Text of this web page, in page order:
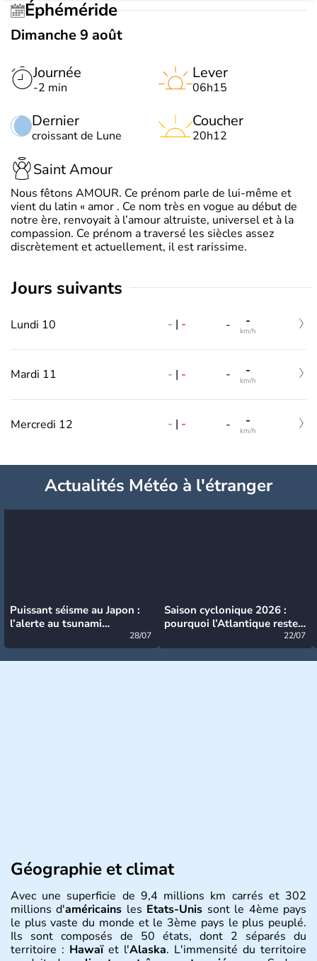
Éphéméride
Dimanche 9 août
Journée
-2 min
Dernier
croissant de Lune
Lever
06h15
Coucher
20h12
Saint Amour
Nous fêtons AMOUR. Ce prénom parle de lui-même et
vient du latin « amor . Ce nom très en vogue au début de
notre ère, renvoyait à l’amour altruiste, universel et à la
compassion. Ce prénom a traversé les siècles assez
discrètement et actuellement, il est rarissime.
jours suivants
Lundi 10 - | - - -
km/h
Mardi 11 - | - - -
km/h
Mercredi 12 - | - - -
km/h
Actualités Météo à l'étranger
Puissant séisme au Japon :
l’alerte au tsunami
28/07
Saison cyclonique 2026 :
pourquoi l’Atlantique reste
22/07
Géographie et climat
Avec une superficie de 9,4 millions km carrés et 302
millions d'américains les Etats-Unis sont le 4ème pays
le plus vaste du monde et le 3ème pays le plus peuplé.
Ils sont composés de 50 états, dont 2 séparés du
territoire : Hawaïet l'Alaska. L'immensité du territoire